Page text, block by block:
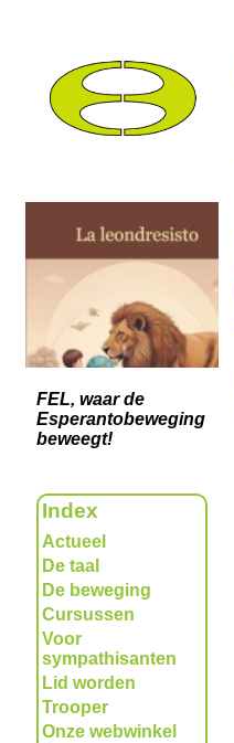
FEL, waar de
Esperantobeweging
beweegt!
Index
Actueel
De taal
De beweging
Cursussen
Voor
sympathisanten
Lid worden
Trooper
Onze webwinkel